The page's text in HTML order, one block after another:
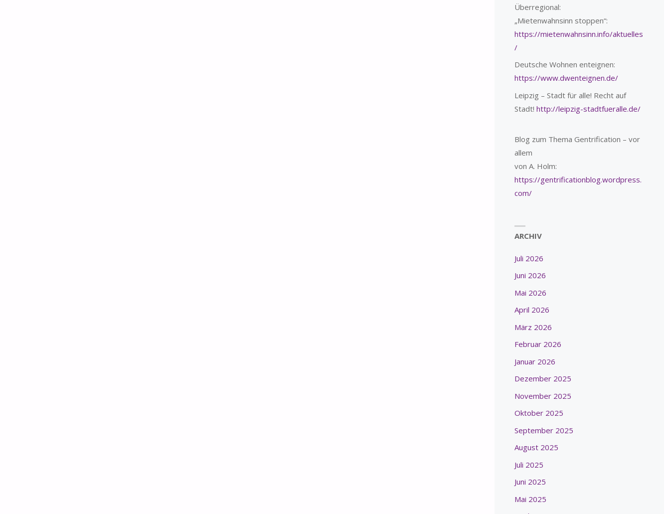
Überregional:
„Mietenwahnsinn stoppen“:
https://mietenwahnsinn.info/aktuelles
/
Deutsche Wohnen enteignen:
https://www.dwenteignen.de/
Leipzig – Stadt für alle! Recht auf
Stadt! http://leipzig-stadtfueralle.de/
Blog zum Thema Gentrification – vor
allem
von A. Holm:
https://gentrificationblog.wordpress.
com/
ARCHIV
Juli 2026
Juni 2026
Mai 2026
April 2026
März 2026
Februar 2026
Januar 2026
Dezember 2025
November 2025
Oktober 2025
September 2025
August 2025
Juli 2025
Juni 2025
Mai 2025